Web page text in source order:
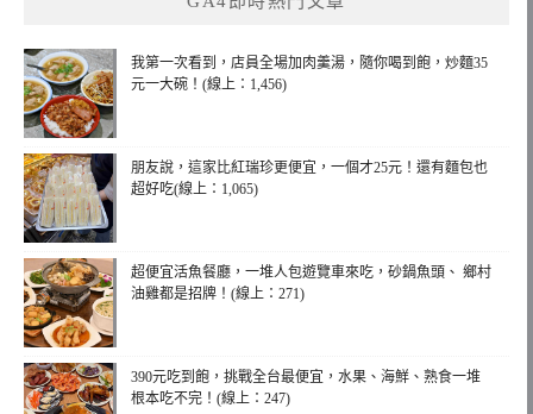
我第一次看到，店員全場加肉羹湯，隨你喝到飽，炒麵35
元一大碗！(線上：1,456)
朋友說，這家比紅瑞珍更便宜，一個才25元！還有麵包也
超好吃(線上：1,065)
超便宜活魚餐廳，一堆人包遊覽車來吃，砂鍋魚頭、 鄉村
油雞都是招牌！(線上：271)
390元吃到飽，挑戰全台最便宜，水果、海鮮、熟食一堆
根本吃不完！(線上：247)